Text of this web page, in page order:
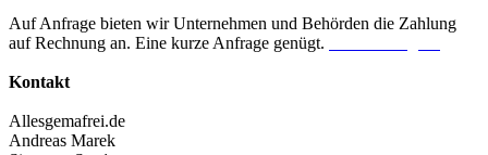
Auf Anfrage bieten wir Unternehmen und Behörden die Zahlung
auf Rechnung an. Eine kurze Anfrage genügt.
Kontakt
Allesgemafrei.de
Andreas Marek